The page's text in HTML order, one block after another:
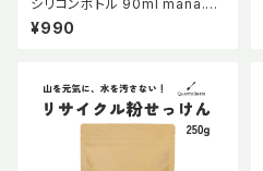
シリコンボトル 90ml mana.O
RGANIC LIVING マナ マナオー
ガニックリビング 詰め替え シリ
キャンプ用品 サクラ モスグリー
ン ホワイト 全3色 エコ サスティ
ナブル
¥990